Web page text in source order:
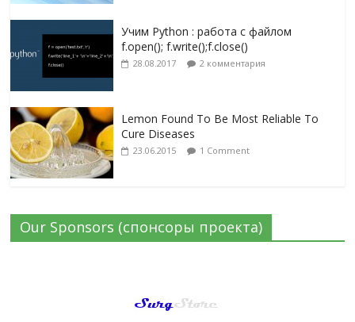
Учим Python : работа с файлом
f.open(); f.write();f.close()
28.08.2017 2 комментария
Lemon Found To Be Most Reliable To
Cure Diseases
23.06.2015 1 Comment
Our Sponsors (спонсоры проекта)